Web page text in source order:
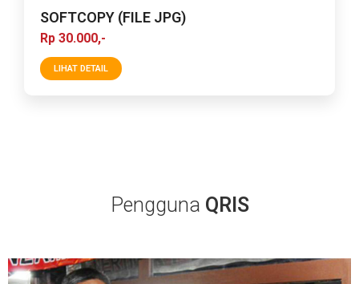
SOFTCOPY (FILE JPG)
Rp 30.000,-
LIHAT DETAIL
Pengguna QRIS